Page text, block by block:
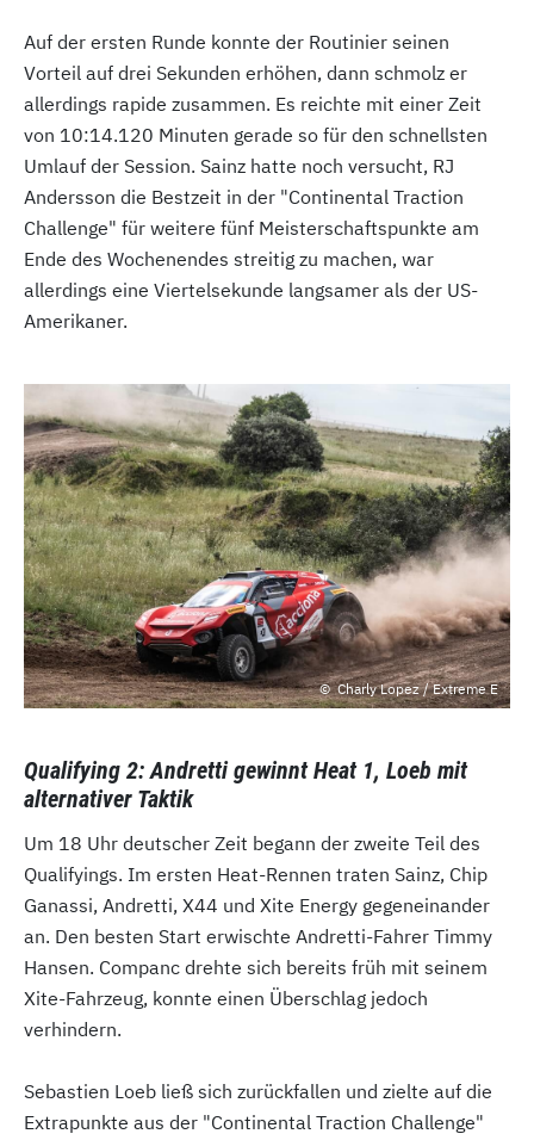
Auf der ersten Runde konnte der Routinier seinen
Vorteil auf drei Sekunden erhöhen, dann schmolz er
allerdings rapide zusammen. Es reichte mit einer Zeit
von 10:14.120 Minuten gerade so für den schnellsten
Umlauf der Session. Sainz hatte noch versucht, RJ
Andersson die Bestzeit in der "Continental Traction
Challenge" für weitere fünf Meisterschaftspunkte am
Ende des Wochenendes streitig zu machen, war
allerdings eine Viertelsekunde langsamer als der US-
Amerikaner.
Charly Lopez / Extreme E
Qualifying 2: Andretti gewinnt Heat 1, Loeb mit
alternativer Taktik
Um 18 Uhr deutscher Zeit begann der zweite Teil des
Qualifyings. Im ersten Heat-Rennen traten Sainz, Chip
Ganassi, Andretti, X44 und Xite Energy gegeneinander
an. Den besten Start erwischte Andretti-Fahrer Timmy
Hansen. Companc drehte sich bereits früh mit seinem
Xite-Fahrzeug, konnte einen Überschlag jedoch
verhindern.
Sebastien Loeb ließ sich zurückfallen und zielte auf die
Extrapunkte aus der "Continental Traction Challenge"